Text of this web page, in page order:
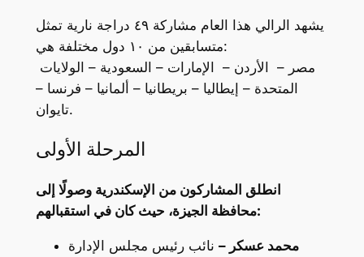
يشهد الرالي هذا العام مشاركة ٤٩ دراجة نارية تمثل
متسابقين من ١٠ دول مختلفة هي:
المتحدة – إيطاليا – بريطانيا – ألمانيا – فرنسا –
تايوان.
المرحلة الأولى
انطلق المشاركون من الإسكندرية وصولًا إلى
محافظة الجيزة، حيث كان في استقبالهم:
محمد عسكر – نائب رئيس مجلس الإدارة